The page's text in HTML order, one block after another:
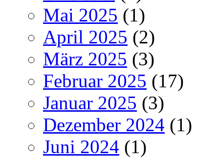
Mai 2025 (1)
April 2025 (2)
März 2025 (3)
Februar 2025 (17)
Januar 2025 (3)
Dezember 2024 (1)
Juni 2024 (1)